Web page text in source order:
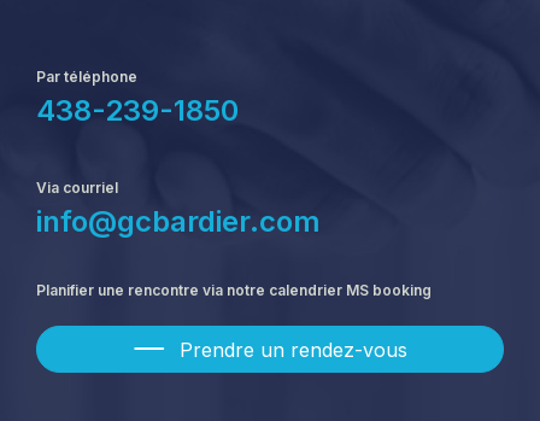
Par téléphone
438-239-1850
Via courriel
info@gcbardier.com
Planifier une rencontre via notre calendrier MS booking
Prendre un rendez-vous